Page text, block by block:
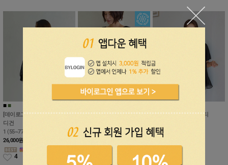
■■
[데이로그인]파운드 시스루 가
디건
1 (55~77), 2 (77~88)
26,000원
4
L (55~99), XL (99~100)
0
비스카 레이어드 반팔티
36,000
1